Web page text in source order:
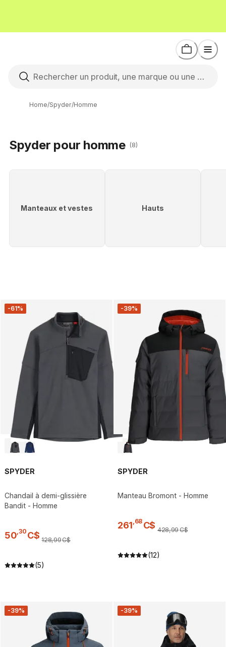
Home/Spyder/Homme
Spyder pour homme (8)
Manteaux et vestes Hauts
-61%
SPYDER
Chandail à demi-glissière
Bandit - Homme
50 30 C$ 128,99C$
(5)
-39%
SPYDER
Manteau Bromont - Homme
261 68 C$ 428,99C$
(12)
-39% -39%